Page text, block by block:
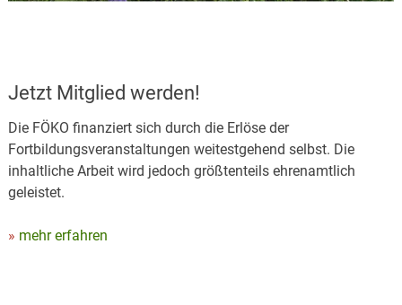
Jetzt Mitglied werden!
Die FÖKO finanziert sich durch die Erlöse der
Fortbildungsveranstaltungen weitestgehend selbst. Die
inhaltliche Arbeit wird jedoch größtenteils ehrenamtlich
geleistet.
mehr erfahren